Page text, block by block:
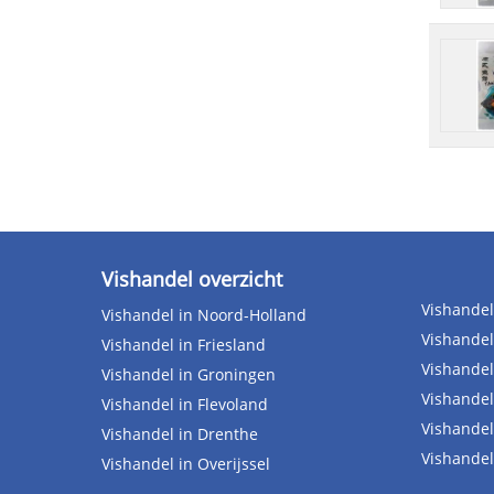
Vishandel overzicht
Vishandel in Noord-Holland
Vishandel in Friesland
Vishandel in Groningen
Vishandel in Flevoland
Vishandel in Drenthe
Vishandel in Overijssel